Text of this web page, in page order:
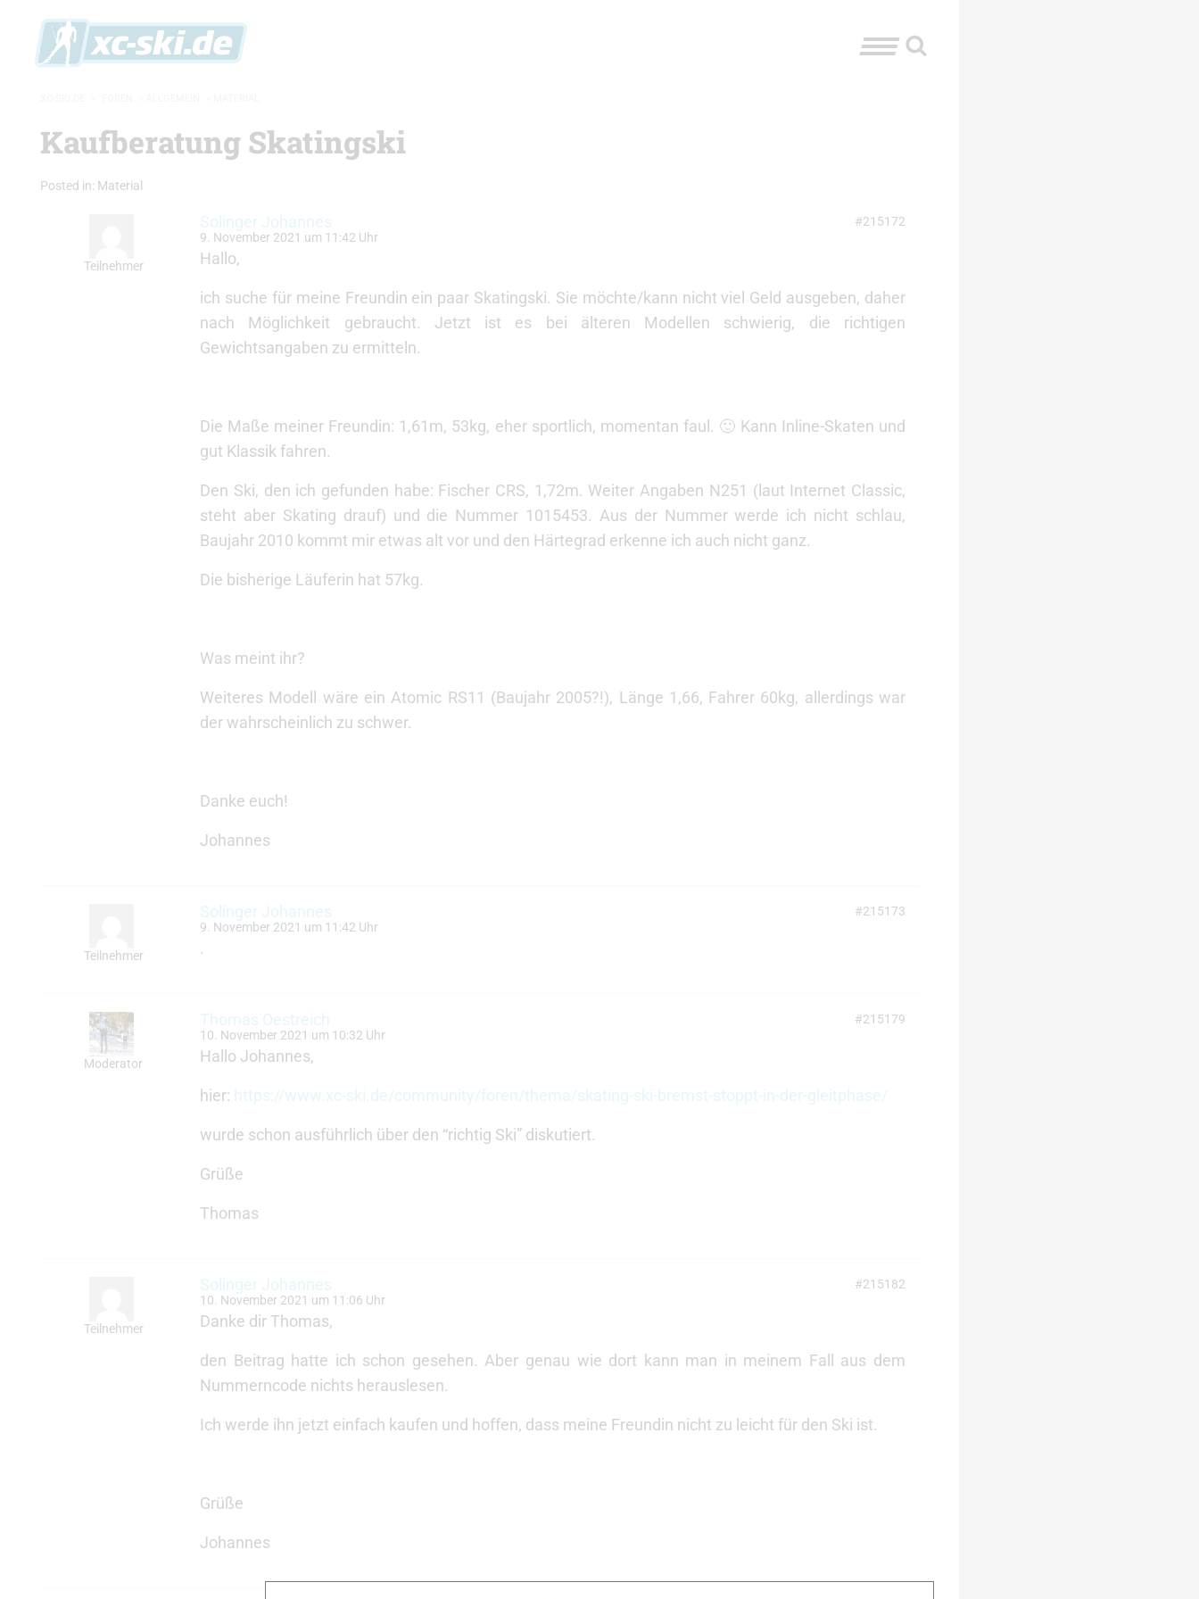
Kaufberatung Skatingski
Posted in: Material
Teilnehmer
Solinger Johannes
9. November 2021 um 11:42 Uhr
#215172
Hallo,
ich suche für meine Freundin ein paar Skatingski. Sie möchte/kann nicht viel Geld ausgeben, daher
nach Möglichkeit gebraucht. Jetzt ist es bei älteren Modellen schwierig, die richtigen
Gewichtsangaben zu ermitteln.
Die Maße meiner Freundin: 1,61m, 53kg, eher sportlich, momentan faul. 🙂 Kann Inline-Skaten und
gut Klassik fahren.
Den Ski, den ich gefunden habe: Fischer CRS, 1,72m. Weiter Angaben N251 (laut Internet Classic,
steht aber Skating drauf) und die Nummer 1015453. Aus der Nummer werde ich nicht schlau,
Baujahr 2010 kommt mir etwas alt vor und den Härtegrad erkenne ich auch nicht ganz.
Die bisherige Läuferin hat 57kg.
Was meint ihr?
Weiteres Modell wäre ein Atomic RS11 (Baujahr 2005?!), Länge 1,66, Fahrer 60kg, allerdings war
der wahrscheinlich zu schwer.
Danke euch!
Johannes
Teilnehmer
Solinger Johannes
9. November 2021 um 11:42 Uhr
#215173
.
Moderator
Thomas Oestreich
10. November 2021 um 10:32 Uhr
#215179
Hallo Johannes,
hier: https://www.xc-ski.de/community/foren/thema/skating-ski-bremst-stoppt-in-der-gleitphase/
wurde schon ausführlich über den “richtig Ski” diskutiert.
Grüße
Thomas
Teilnehmer
Solinger Johannes
10. November 2021 um 11:06 Uhr
#215182
Danke dir Thomas,
den Beitrag hatte ich schon gesehen. Aber genau wie dort kann man in meinem Fall aus dem
Nummerncode nichts herauslesen.
Ich werde ihn jetzt einfach kaufen und hoffen, dass meine Freundin nicht zu leicht für den Ski ist.
Grüße
Johannes